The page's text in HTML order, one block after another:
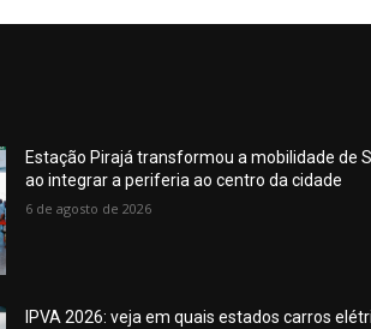
Estação Pirajá transformou a mobilidade de
ao integrar a periferia ao centro da cidade
6 de agosto de 2026
IPVA 2026: veja em quais estados carros